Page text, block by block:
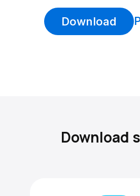
Download
Download